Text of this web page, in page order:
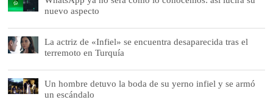
nuevo aspecto
La actriz de «Infiel» se encuentra desaparecida tras el
terremoto en Turquía
Un hombre detuvo la boda de su yerno infiel y se armó
un escándalo